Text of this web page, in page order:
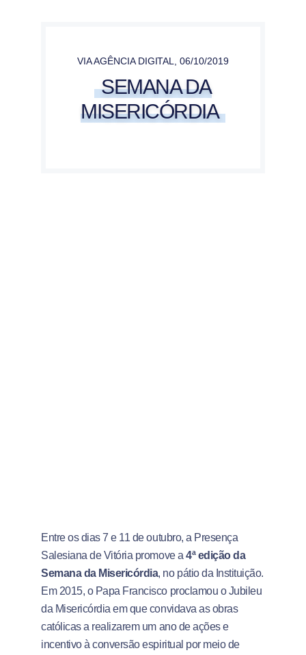
VIA AGÊNCIA DIGITAL ,06/10/2019
SEMANA DA
MISERICÓRDIA
Entre os dias 7 e 11 de outubro, a Presença
Salesiana de Vitória promove a 4ª edição da
Semana da Misericórdia, no pátio da Instituição.
Em 2015, o Papa Francisco proclamou o Jubileu
da Misericórdia em que convidava as obras
católicas a realizarem um ano de ações e
incentivo à conversão espiritual por meio de